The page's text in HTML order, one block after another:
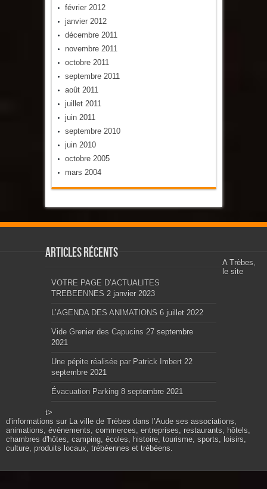
février 2012
janvier 2012
décembre 2011
novembre 2011
octobre 2011
septembre 2011
août 2011
juillet 2011
juin 2011
septembre 2010
juin 2010
octobre 2005
mars 2004
Articles récents
VOTRE PAGE D’ACTUALITES
TREBEENNES 2 janvier 2023
L’AGENDA DES ANIMATIONS 6 juillet 2022
Vide Grenier des Capucins 27 septembre
2021
Une pépite réalisée par Patrick Imbert 22
septembre 2021
Évacuation Parking 8 septembre 2021
t>
A Trèbes,
le site
d'informations sur La ville de Trèbes dans l’Aude ses associations,
animations, évènements, commerces, entreprises, restaurants, hôtels,
chambres d'hôtes, camping, écoles, histoire, tourisme, sports, loisirs,
culture, produits locaux, trébéennes et trébéens.